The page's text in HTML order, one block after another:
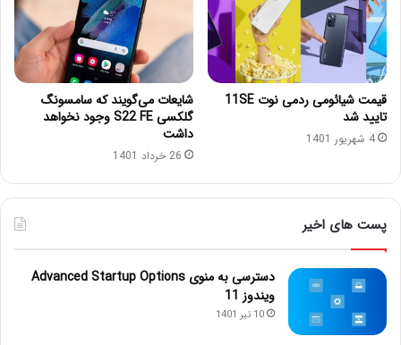
قیمت شیائومی ردمی نوت 11SE
تایید شد
4 شهریور 1401
شایعات می‌گویند که سامسونگ
گلکسی S22 FE وجود نخواهد
داشت
26 خرداد 1401
پست های اخیر
دسترسی به منوی Advanced Startup Options
ویندوز 11
10 تیر 1401